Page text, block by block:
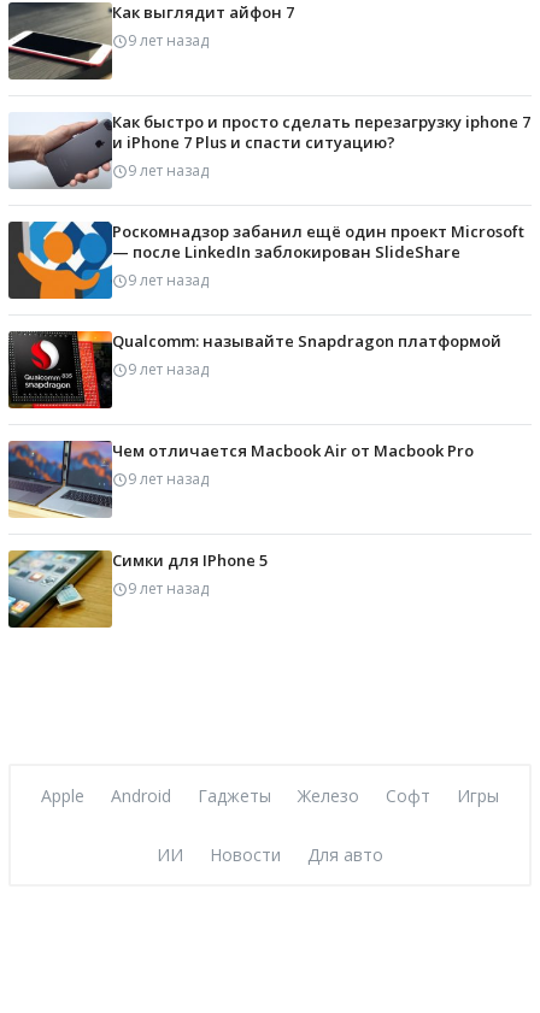
Как выглядит айфон 7
9 лет назад
Как быстро и просто сделать перезагрузку iphone 7
и iPhone 7 Plus и спасти ситуацию?
9 лет назад
Роскомнадзор забанил ещё один проект Microsoft
— после LinkedIn заблокирован SlideShare
9 лет назад
Qualcomm: называйте Snapdragon платформой
9 лет назад
Чем отличается Macbook Air от Macbook Pro
9 лет назад
Симки для IPhone 5
9 лет назад
Apple Android Гаджеты Железо Софт Игры
ИИ Новости Для авто